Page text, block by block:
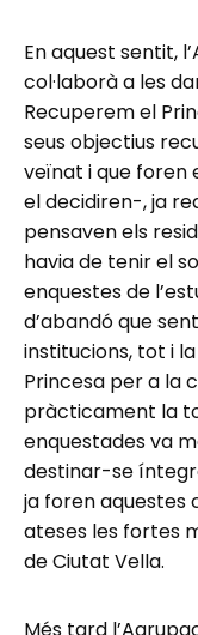
En aquest sentit,
col·laborà a les
Recuperem el
seus objectius
veïnat i que foren
el decidiren-, ja
pensaven els
havia de tenir el
enquestes de
d’abandó que
institucions, tot i
Princesa per a la
pràcticament la
enquestades va
destinar-se
ja foren aquestes
ateses les fortes
de Ciutat Vella.